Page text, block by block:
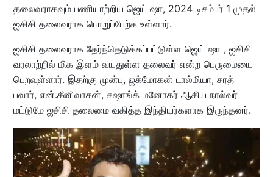
தலைவராகவும் பணியாற்றிய ஜெய் ஷா, 2024 டிசம்பர் 1 முதல்
ஐசிசி தலைவராக பொறுப்பேற்க உள்ளார்.
ஐசிசி தலைவராக தேர்ந்தெடுக்கப்பட்டுள்ள ஜெய் ஷா , ஐசிசி
வரலாற்றில் மிக இளம் வயதுள்ள தலைவர் என்ற பெருமையை
பெறவுள்ளார். இதற்கு முன்பு, ஜக்மோகன் டால்மியா, சரத்
பவார், என்.சீனிவாசன், சஷாங்க் மனோகர் ஆகிய நால்வர்
மட்டுமே ஐசிசி தலைமை வகித்த இந்தியர்களாக இருந்தனர்.